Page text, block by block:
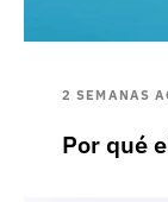
2 SEMANAS
Por qué